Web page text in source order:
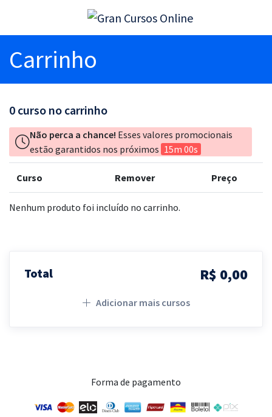
Carrinho
0 curso no carrinho
Não perca a chance! Esses valores promocionais
estão garantidos nos próximos 15m 00s
Curso Remover Preço
Nenhum produto foi incluído no carrinho.
Total R$ 0,00
Adicionar mais cursos
Forma de pagamento